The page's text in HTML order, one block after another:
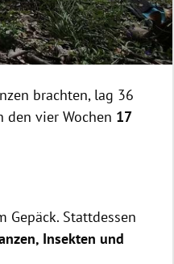
brachten, lag 36
vier Wochen 17
Gepäck. Stattdessen
Insekten und